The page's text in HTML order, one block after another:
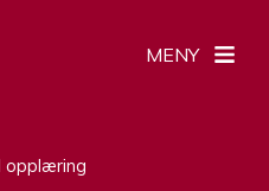
opplæring
MENY